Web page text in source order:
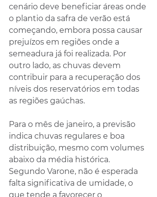
cenário deve beneficiar áreas onde
o plantio da safra de verão está
começando, embora possa causar
prejuízos em regiões onde a
semeadura já foi realizada. Por
outro lado, as chuvas devem
contribuir para a recuperação dos
níveis dos reservatórios em todas
as regiões gaúchas.
Para o mês de janeiro, a previsão
indica chuvas regulares e boa
distribuição, mesmo com volumes
abaixo da média histórica.
Segundo Varone, não é esperada
falta significativa de umidade, o
que tende a favorecer o